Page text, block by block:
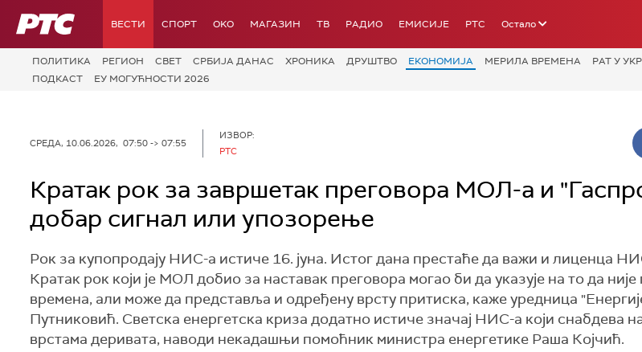
РТС ВЕСТИ СПОРТ OKO МАГАЗИН ТВ РАДИО ЕМИСИЈЕ РТС Остало
ПОЛИТИКА РЕГИОН СВЕТ СРБИЈА ДАНАС ХРОНИКА ДРУШТВО ЕКОНОМИЈА МЕРИЛА ВРЕМЕНА РАТ У
ПОДКАСТ
ЕУ МОГУЋНОСТИ 2026
СРЕДА, 10.06.2026, 07:50 -> 07:55
ИЗВОР:
РТС
Кратак рок за завршетак преговора МОЛ-а и
добар сигнал или упозорење
Рок за купопродају НИС-а истиче 16. јуна. Истог дана престаће да важи и лиценца
Кратак рок који је МОЛ добио за наставак преговора могао би да указује на то да
времена, али може да представља и одређену врсту притиска, каже уредница
Путниковић. Светска енергетска криза додатно истиче значај НИС-а који снабдева
врстама деривата, наводи некадашњи помоћник министра енергетике Раша Којчић.